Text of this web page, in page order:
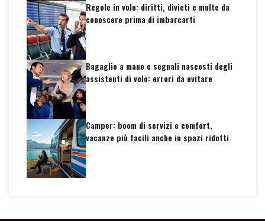
Regole in volo: diritti, divieti e multe da
conoscere prima di imbarcarti
Bagaglio a mano e segnali nascosti degli
assistenti di volo: errori da evitare
Camper: boom di servizi e comfort,
vacanze più facili anche in spazi ridotti